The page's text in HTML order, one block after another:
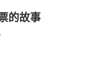
的故事